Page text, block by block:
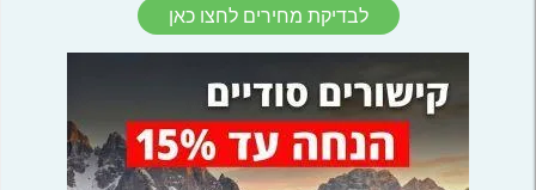
לבדיקת מחירים לחצו כאן